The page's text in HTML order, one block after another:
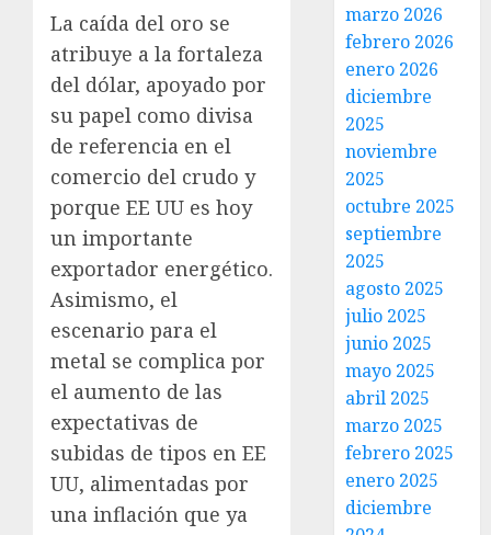
La caída del oro se
atribuye a la fortaleza
del dólar, apoyado por
su papel como divisa
de referencia en el
comercio del crudo y
porque EE UU es hoy
un importante
exportador energético.
Asimismo, el
escenario para el
metal se complica por
el aumento de las
expectativas de
subidas de tipos en EE
UU, alimentadas por
una inflación que ya
marzo 2026
febrero 2026
enero 2026
diciembre
2025
noviembre
2025
octubre 2025
septiembre
2025
agosto 2025
julio 2025
junio 2025
mayo 2025
abril 2025
marzo 2025
febrero 2025
enero 2025
diciembre